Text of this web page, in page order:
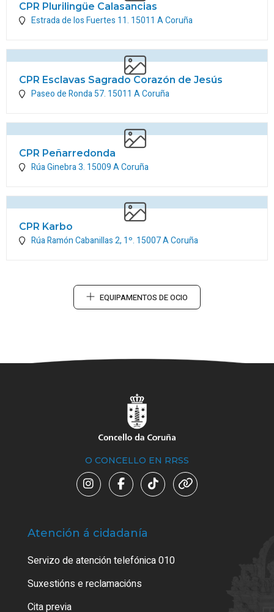
CPR Plurilingüe Calasancias
Estrada de los Fuertes 11. 15011 A Coruña
CPR Esclavas Sagrado Corazón de Jesús
Paseo de Ronda 57. 15011 A Coruña
CPR Peñarredonda
Rúa Ginebra 3. 15009A Coruña
CPR Karbo
Rúa Ramón Cabanillas 2, 1º. 15007A Coruña
EQUIPAMENTOS DE OCIO
O CONCELLO EN RRSS
Atención á cidadanía
Servizo de atención telefónica 010
Suxestións e reclamacións
Cita previa